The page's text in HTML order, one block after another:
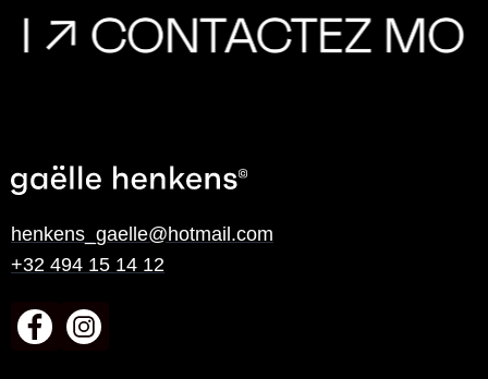
henkens_gaelle@hotmail.com
+32 494 15 14 12